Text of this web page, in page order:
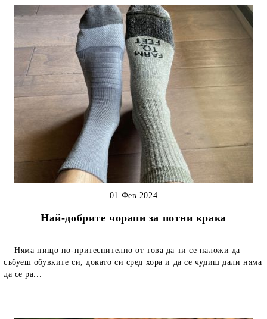
Най-добрите чорапи за потни крака
01 Фев 2024
Няма нищо по-притеснително от това да ти се наложи да
събуеш обувките си, докато си сред хора и да се чудиш дали няма
да се ра...